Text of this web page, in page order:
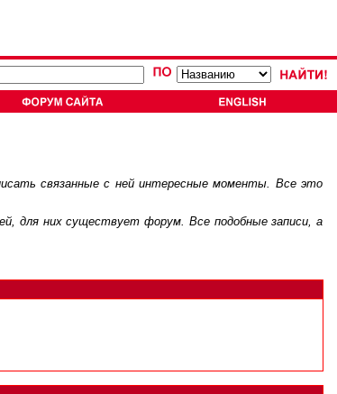
связанные с ней интересные моменты. Все это
для них существует форум. Все подобные записи, а